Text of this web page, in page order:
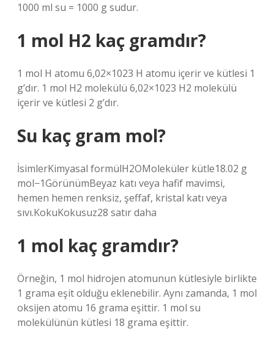
1000 ml su = 1000 g sudur.
1 mol H2 kaç gramdır?
1 mol H atomu 6,02×1023 H atomu içerir ve kütlesi 1
g’dır. 1 mol H2 molekülü 6,02×1023 H2 molekülü
içerir ve kütlesi 2 g’dır.
Su kaç gram mol?
İsimlerKimyasal formülH2OMoleküler kütle18.02 g
mol−1GörünümBeyaz katı veya hafif mavimsi,
hemen hemen renksiz, şeffaf, kristal katı veya
sıvı.KokuKokusuz28 satır daha
1 mol kaç gramdır?
Örneğin, 1 mol hidrojen atomunun kütlesiyle birlikte
1 grama eşit olduğu eklenebilir. Aynı zamanda, 1 mol
oksijen atomu 16 grama eşittir. 1 mol su
molekülünün kütlesi 18 grama eşittir.